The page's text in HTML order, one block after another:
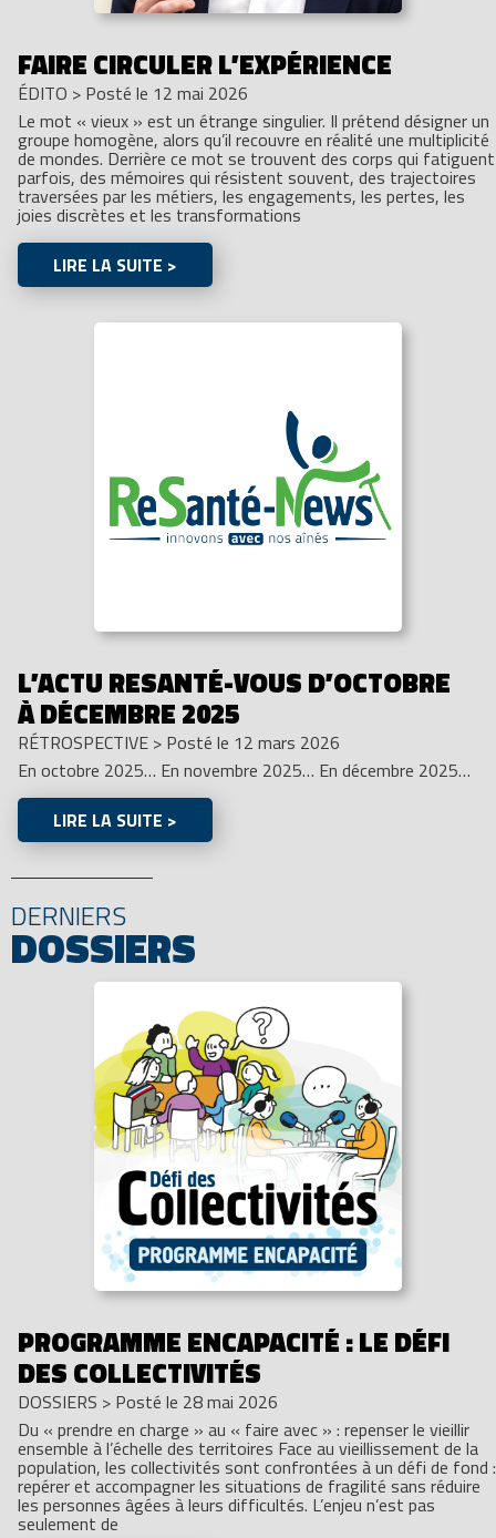
FAIRE CIRCULER L’EXPÉRIENCE
ÉDITO > Posté le 12 mai 2026
Le mot « vieux » est un étrange singulier. Il prétend désigner un
groupe homogène, alors qu’il recouvre en réalité une multiplicité
de mondes. Derrière ce mot se trouvent des corps qui fatiguent
parfois, des mémoires qui résistent souvent, des trajectoires
traversées par les métiers, les engagements, les pertes, les
joies discrètes et les transformations
LIRE LA SUITE >
L’ACTU RESANTÉ-VOUS D’OCTOBRE
À DÉCEMBRE 2025
RÉTROSPECTIVE > Posté le 12 mars 2026
En octobre 2025… En novembre 2025… En décembre 2025…
LIRE LA SUITE >
DERNIERS
DOSSIERS
PROGRAMME ENCAPACITÉ : LE DÉFI
DES COLLECTIVITÉS
DOSSIERS > Posté le 28 mai 2026
Du « prendre en charge » au « faire avec » : repenser le vieillir
ensemble à l’échelle des territoires Face au vieillissement de la
population, les collectivités sont confrontées à un défi de fond :
repérer et accompagner les situations de fragilité sans réduire
les personnes âgées à leurs difficultés. L’enjeu n’est pas
seulement de